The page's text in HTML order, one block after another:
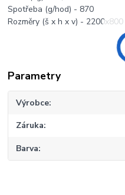
Spotřeba (g/hod) - 870
Rozměry (š x h x v) - 2200x800
Parametry
Výrobce
Záruka
Barva